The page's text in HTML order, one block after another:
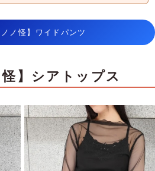
ノノ怪】ワイドパンツ
怪】シアトップス